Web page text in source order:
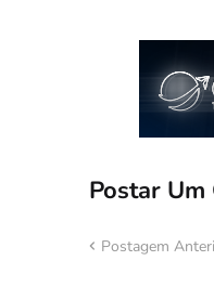
Postar
Postagem